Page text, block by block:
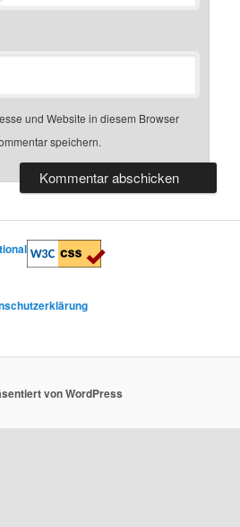
und Website in diesem Browser
speichern.
von WordPress